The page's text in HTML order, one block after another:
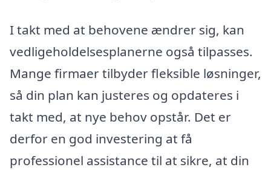
I takt med at behovene ændrer sig, kan
vedligeholdelsesplanerne også tilpasses.
Mange firmaer tilbyder fleksible løsninger,
så din plan kan justeres og opdateres i
takt med, at nye behov opstår. Det er
derfor en god investering at få
professionel assistance til at sikre, at din